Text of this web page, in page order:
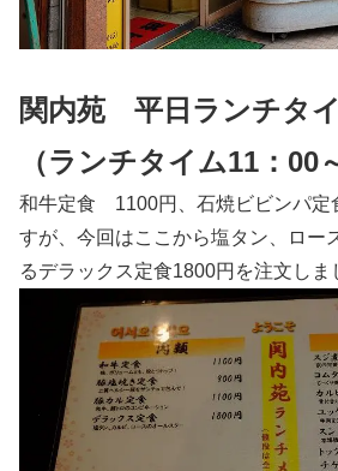
関内苑 平日ランチタ
（ランチタイム11：00
和牛定食 1100円、石焼ビビンパ
すが、今回はここから塩タン、ロー
るデラックス定食1800円を注文しま